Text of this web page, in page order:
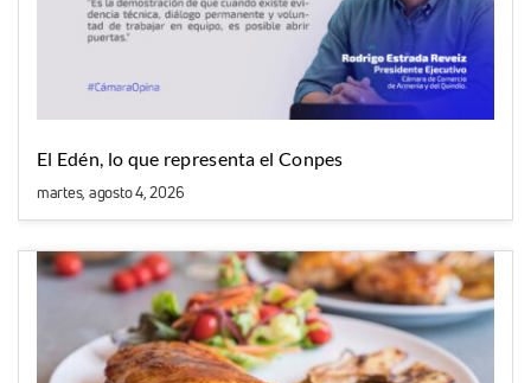
El Edén, lo que representa el Conpes
martes, agosto 4, 2026